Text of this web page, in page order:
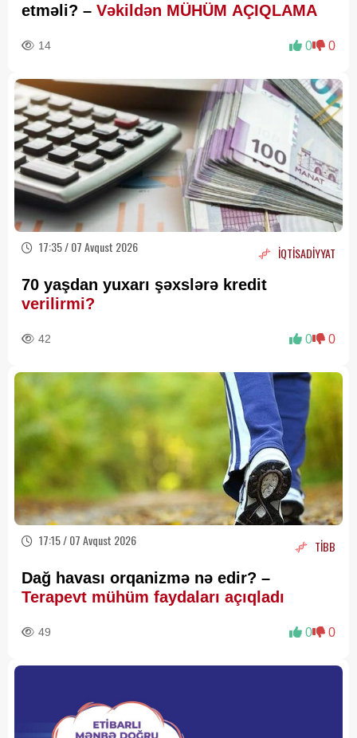
etməli? – Vəkildən MÜHÜM AÇIQLAMA
14 0 0
17:35 / 07 Avqust 2026 İQTİSADİYYAT
70 yaşdan yuxarı şəxslərə kredit
verilirmi?
42 0 0
17:15 / 07 Avqust 2026 TİBB
Dağ havası orqanizmə nə edir? –
Terapevt mühüm faydaları açıqladı
49 0 0